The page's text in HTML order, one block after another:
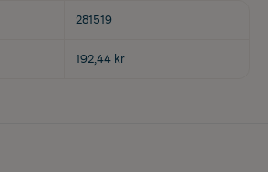
281519
192,44 kr